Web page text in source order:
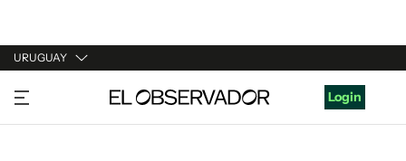
URUGUAY
URUGUAY
ARGENTINA
Login